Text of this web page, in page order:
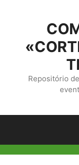
conteúdo
Repositório